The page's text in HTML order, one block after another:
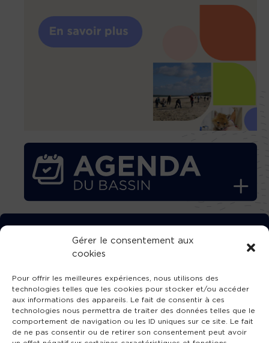
Gérer le consentement aux
cookies
Pour offrir les meilleures expériences, nous utilisons des
technologies telles que les cookies pour stocker et/ou accéder
aux informations des appareils. Le fait de consentir à ces
technologies nous permettra de traiter des données telles que le
comportement de navigation ou les ID uniques sur ce site. Le fait
de ne pas consentir ou de retirer son consentement peut avoir
TÉLÉCHARGEZ GRATUITEMENT
L’APPLICATION TVBA !
SUIVEZ-NOUS !